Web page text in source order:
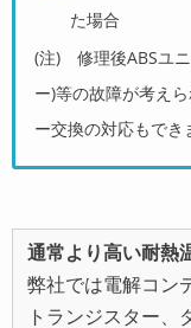
た場合
(注) 修理後ABSユ
ー)等の故障が考え
ー交換の対応もでき
通常より高い耐熱
弊社では電解コン
トランジスター、